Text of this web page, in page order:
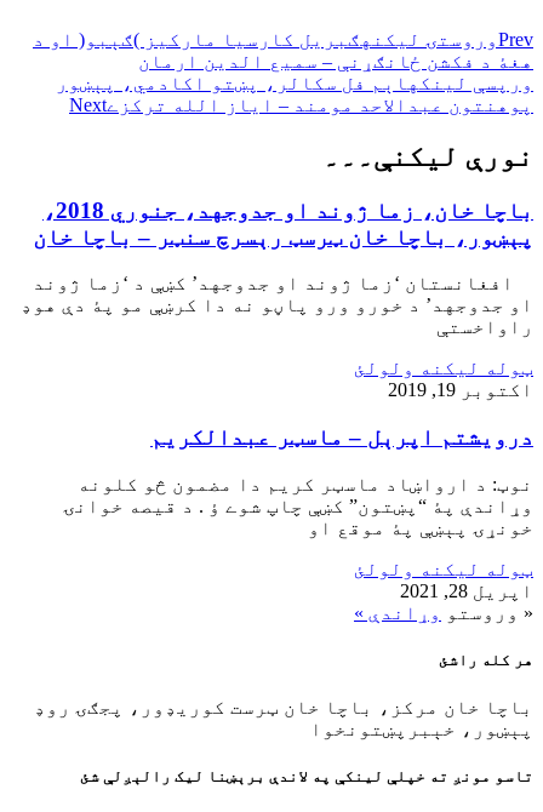
Prevوروستۍ ليکنه ګبریل کارسیا مارکیز )ګېبو( او د
هغۀ د فکشن ځانګړنې – سمیع الدین ارمان
ورپسې لينکه اېم فل سکالر، پښتو اکادمي، پېښور
پوهنتون عبدالاحد مومند – ایاز الله ترکزےNext
نورې ليکنې۔۔۔
باچا خان، زما ژوند او جدوجهد، جنوري 2018،
پېښور، باچا خان ټرسټ رېسرچ سنټر – باچا خان
افغانستان ‘زما ژوند او جدوجهد’ کښې د ‘زما ژوند
او جدوجهد’ د خورو ورو پاڼو نه دا کرښې مو پۀ دې هوډ
راواخستې
ټوله ليکنه ولولئ
اکتوبر 19, 2019
درويشتم اپرېل – ماسټر عبدالکريم
نوټ: د ارواښاد ماسټر کريم دا مضمون څو کلونه
وړاندې پۀ “پښتون” کښې چاپ شوے ؤ . د قيصه خوانۍ
خونړۍ پېښې پۀ موقع او
ټوله ليکنه ولولئ
اپریل 28, 2021
« وروستو وړاندې »
هر کله راشئ
باچا خان مرکز، باچا خان ټرست کوريډور، پجګۍ روډ
پېښور، خېبرپښتونخوا
تاسو مونږ ته خپلې لينکې په لاندې برېښنا ليک رالېږلې شئ